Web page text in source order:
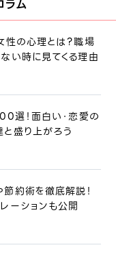
ラム
性の心理とは？職場
い時に見てくる理由
選！面白い・恋愛の
盛り上がろう
約術を徹底解説！
ーションも公開